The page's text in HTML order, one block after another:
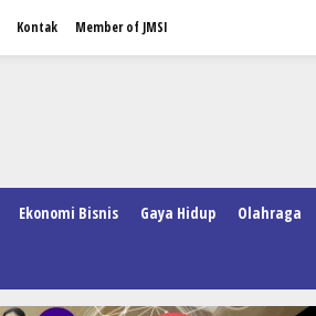
Kontak Member of JMSI
Ekonomi Bisnis Gaya Hidup Olahraga